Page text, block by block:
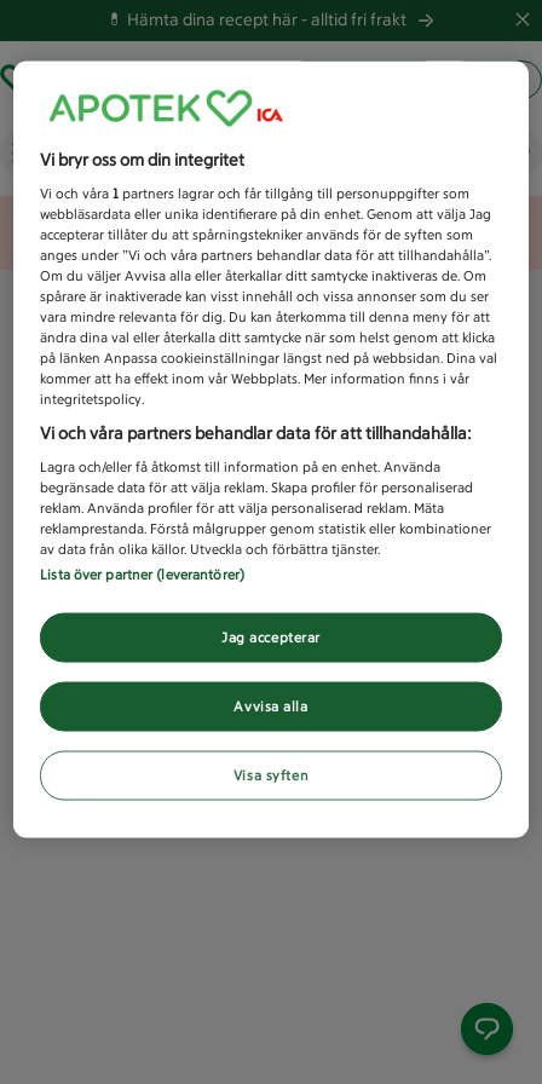
💊 Hämta dina recept här -alltid fri frakt
Vad letar du efter idag?
Unknown error
Vi bryr oss om din integritet
Vi och våra1 partners lagrar och får tillgång till personuppgifter som
webbläsardata eller unika identifierare på din enhet. Genom att välja Jag
accepterar tillåter du att spårningstekniker används för de syften som
anges under ”Vi och våra partners behandlar data för att tillhandahålla”.
Om du väljer Avvisa alla eller återkallar ditt samtycke inaktiveras de. Om
spårare är inaktiverade kan visst innehåll och vissa annonser som du ser
vara mindre relevanta för dig. Du kan återkomma till denna meny för att
ändra dina val eller återkalla ditt samtycke när som helst genom att klicka
på länken Anpassa cookieinställningar längst ned på webbsidan. Dina val
kommer att ha effekt inom vår Webbplats. Mer information finns i vår
integritetspolicy.
Vi och våra partners behandlar data för att tillhandahålla:
Lagra och/eller få åtkomst till information på en enhet. Använda
begränsade data för att välja reklam. Skapa profiler för personaliserad
reklam. Använda profiler för att välja personaliserad reklam. Mäta
reklamprestanda. Förstå målgrupper genom statistik eller kombinationer
av data från olika källor. Utveckla och förbättra tjänster.
Lista över partner (leverantörer)
Avvisa alla
Jag accepterar
Visa syften